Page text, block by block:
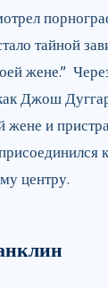
тайной
жене.”
Джош
жене и
к
центру.